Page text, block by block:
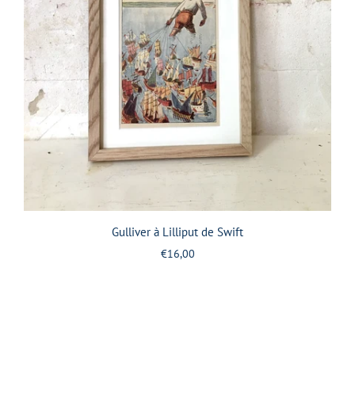
Gulliver à Lilliput de Swift
€16,00